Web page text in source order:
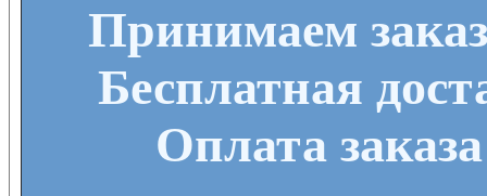
Принимаем
Бесплатная
Оплата